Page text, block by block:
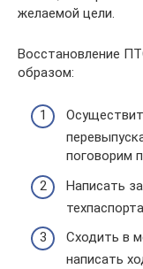
желаемой цели.
Восстановление
образом:
поговорим
Написать
Сходить в
написать